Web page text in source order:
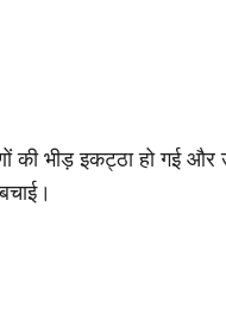
भीड़ इकट्ठा हो गई और